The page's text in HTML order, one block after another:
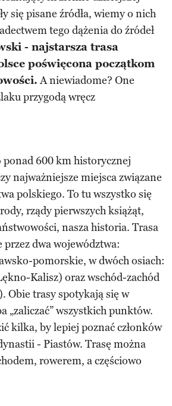
się pisane źródła, wiemy o nich
tego dążenia do źródeł
- najstarsza trasa
poświęcona początkom
A niewiadome? One
przygodą wręcz
ponad 600 km historycznej
najważniejsze miejsca związane
polskiego. To tu wszystko się
rządy pierwszych książąt,
nasza historia. Trasa
dwa województwa:
pomorskie, w dwóch osiach:
Kalisz) oraz wschód-zachód
Obie trasy spotykają się w
„zaliczać” wszystkich punktów.
kilka, by lepiej poznać członków
- Piastów. Trasę można
rowerem, a częściowo